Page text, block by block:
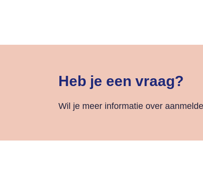
Heb je een vraag?
Wil je meer informatie over